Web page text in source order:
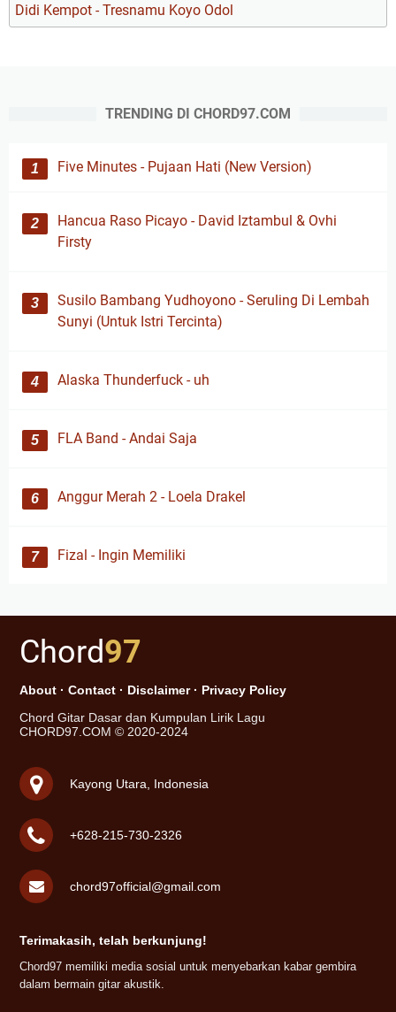
Didi Kempot - Tresnamu Koyo Odol
TRENDING DI CHORD97.COM
Five Minutes - Pujaan Hati (New Version)
Hancua Raso Picayo - David Iztambul & Ovhi
Firsty
Susilo Bambang Yudhoyono - Seruling Di Lembah
Sunyi (Untuk Istri Tercinta)
Alaska Thunderfuck - uh
FLA Band - Andai Saja
Anggur Merah 2 - Loela Drakel
Fizal - Ingin Memiliki
Chord97
About · Contact · Disclaimer· Privacy Policy
Chord Gitar Dasar dan Kumpulan Lirik Lagu
CHORD97.COM © 2020-2024
Kayong Utara, Indonesia
+628-215-730-2326
chord97official@gmail.com
Terimakasih, telah berkunjung!
Chord97 memiliki media sosial untuk menyebarkan kabar gembira
dalam bermain gitar akustik.